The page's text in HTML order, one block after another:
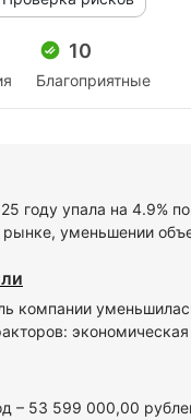
10
Благоприятные
году упала на 4.9%
рынке, уменьшении
компании
– 53 599 000,00